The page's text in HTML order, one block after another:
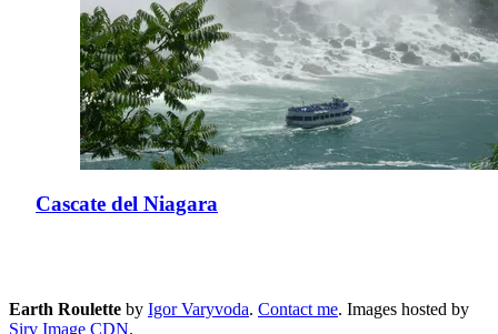
Cascate del Niagara
Earth Roulette by Igor Varyvoda. Contact me. Images hosted by
Sirv Image CDN.